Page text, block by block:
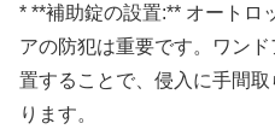
* **補助錠の設置:** オートロ
アの防犯は重要です。ワン
置することで、侵入に手間
ります。